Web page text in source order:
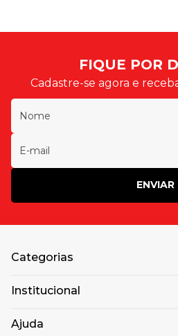
FIQUE POR
Cadastre-se agora e
ENVIAR
Categorias
Institucional
Ajuda